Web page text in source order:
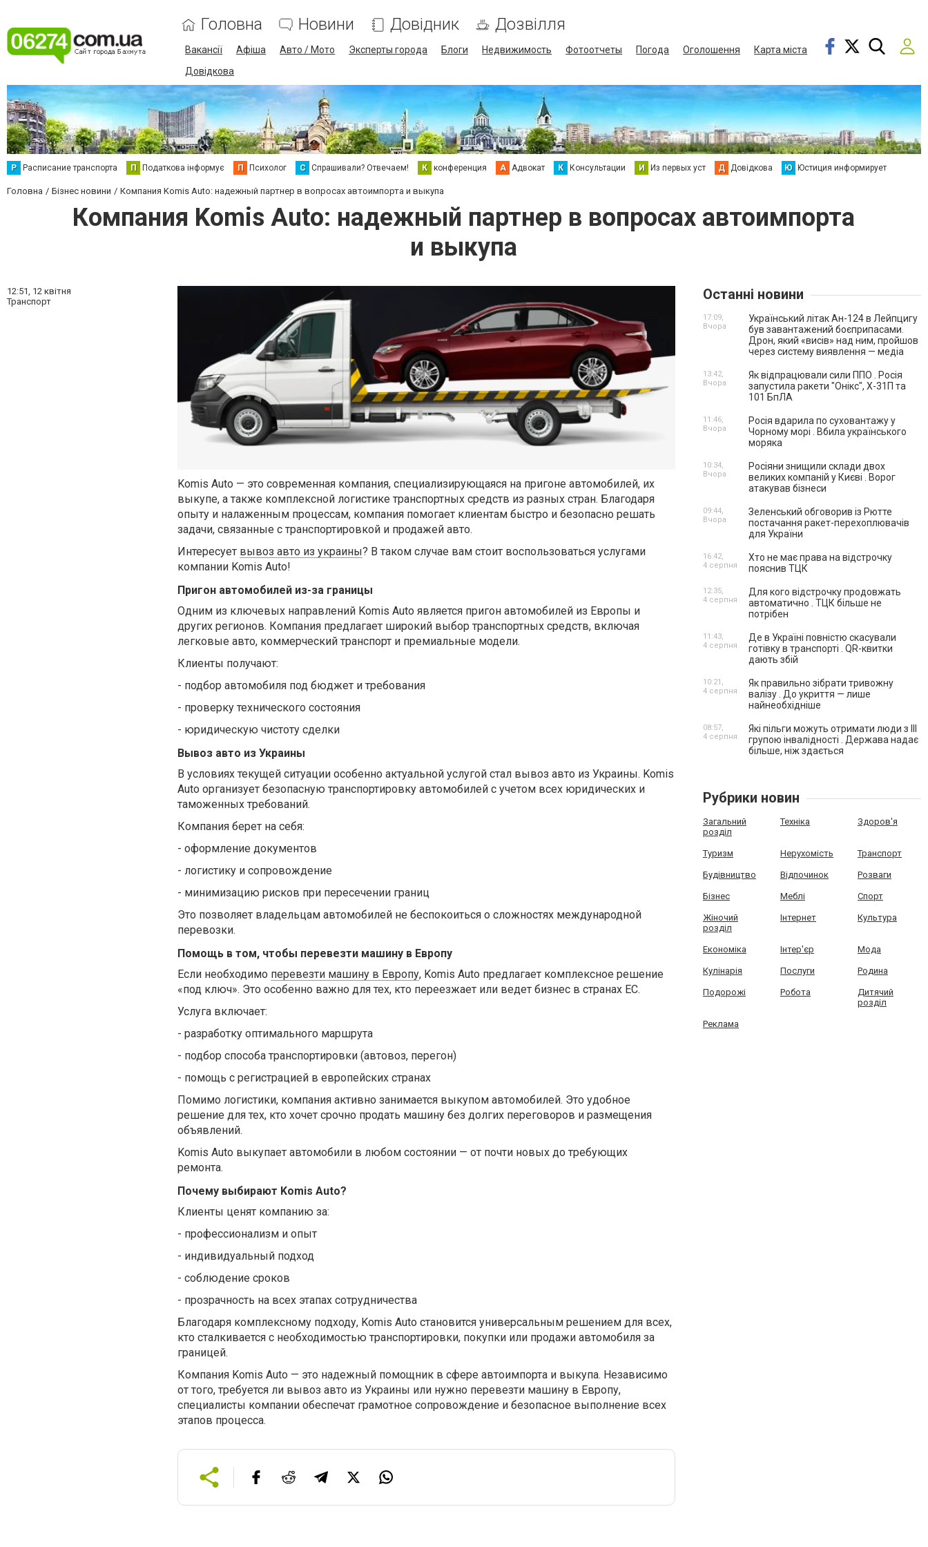
Головна Новини Довідник Дозвілля
Вакансії Афіша Авто / Мото Эксперты города Блоги Недвижимость Фотоотчеты Погода Оголошення
Карта міста
Довідкова
Р Расписание транспорта П Податкова інформує П Психолог С Спрашивали? Отвечаем! К конференция А Адвокат К Консультации И Из первых уст Д Довідкова Ю Юстиция информирует
Головна Бізнес новини Компания Komis Auto: надежный партнер в вопросах автоимпорта и выкупа
Компания Komis Auto: надежный партнер в вопросах автоимпорта
и выкупа
12:51, 12 квітня
Транспорт
Komis Auto — это современная компания, специализирующаяся на пригоне автомобилей, их
выкупе, а также комплексной логистике транспортных средств из разных стран. Благодаря
опыту и налаженным процессам, компания помогает клиентам быстро и безопасно решать
задачи, связанные с транспортировкой и продажей авто.
Интересует вывоз авто из украины? В таком случае вам стоит воспользоваться услугами
компании Komis Auto!
Пригон автомобилей из-за границы
Одним из ключевых направлений Komis Auto является пригон автомобилей из Европы и
других регионов. Компания предлагает широкий выбор транспортных средств, включая
легковые авто, коммерческий транспорт и премиальные модели.
Клиенты получают:
- подбор автомобиля под бюджет и требования
- проверку технического состояния
- юридическую чистоту сделки
Вывоз авто из Украины
В условиях текущей ситуации особенно актуальной услугой стал вывоз авто из Украины. Komis
Auto организует безопасную транспортировку автомобилей с учетом всех юридических и
таможенных требований.
Компания берет на себя:
- оформление документов
- логистику и сопровождение
- минимизацию рисков при пересечении границ
Это позволяет владельцам автомобилей не беспокоиться о сложностях международной
перевозки.
Помощь в том, чтобы перевезти машину в Европу
Если необходимо перевезти машину в Европу, Komis Auto предлагает комплексное решение
«под ключ». Это особенно важно для тех, кто переезжает или ведет бизнес в странах ЕС.
Услуга включает:
- разработку оптимального маршрута
- подбор способа транспортировки (автовоз, перегон)
- помощь с регистрацией в европейских странах
Помимо логистики, компания активно занимается выкупом автомобилей. Это удобное
решение для тех, кто хочет срочно продать машину без долгих переговоров и размещения
объявлений.
Komis Auto выкупает автомобили в любом состоянии — от почти новых до требующих
ремонта.
Почему выбирают Komis Auto?
Клиенты ценят компанию за:
- профессионализм и опыт
- индивидуальный подход
- соблюдение сроков
- прозрачность на всех этапах сотрудничества
Благодаря комплексному подходу, Komis Auto становится универсальным решением для всех,
кто сталкивается с необходимостью транспортировки, покупки или продажи автомобиля за
границей.
Компания Komis Auto — это надежный помощник в сфере автоимпорта и выкупа. Независимо
от того, требуется ли вывоз авто из Украины или нужно перевезти машину в Европу,
специалисты компании обеспечат грамотное сопровождение и безопасное выполнение всех
этапов процесса.
Останні новини
Український літак Ан-124 в Лейпцигу
був завантажений боєприпасами.
Дрон, який «висів» над ним, пройшов
через систему виявлення — медіа
17:09,
Вчора
Як відпрацювали сили ППО . Росія
запустила ракети "Онікс", Х-31П та
101 БпЛА
13:42,
Вчора
Росія вдарила по суховантажу у
Чорному морі . Вбила українського
моряка
11:46,
Вчора
Росіяни знищили склади двох
великих компаній у Києві . Ворог
атакував бізнеси
10:34,
Вчора
Зеленський обговорив із Рютте
постачання ракет-перехоплювачів
для України
09:44,
Вчора
Хто не має права на відстрочку
пояснив ТЦК
16:42,
4 серпня
Для кого відстрочку продовжать
автоматично . ТЦК більше не
потрібен
12:35,
4 серпня
Де в Україні повністю скасували
готівку в транспорті . QR-квитки
дають збій
11:43,
4 серпня
Як правильно зібрати тривожну
валізу . До укриття — лише
найнеобхідніше
10:21,
4 серпня
Які пільги можуть отримати люди з III
групою інвалідності . Держава надає
більше, ніж здається
08:57,
4 серпня
Рубрики новин
Загальний
розділ
Техніка Здоров'я
Туризм Нерухомість Транспорт
Будівництво Відпочинок Розваги
Бізнес Меблі Спорт
Жіночий
розділ
Інтернет Культура
Економіка Інтер'єр Мода
Кулінарія Послуги Родина
Подорожі Робота
Дитячий
розділ
Реклама